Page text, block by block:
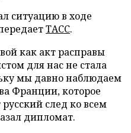
ситуацию в ходе
ТАСС.
как акт расправы
для нас не стала
мы давно наблюдаем
Франции, которое
след ко всем
дипломат.